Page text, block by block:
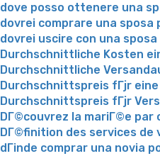
dove posso ottenere una
dovrei comprare una sposa
dovrei uscire con una
Durchschnittliche Kosten
Durchschnittliche
Durchschnittspreis fГјr
Durchschnittspreis fГјr
DГ©couvrez la mariГ©e par
DГ©finition des services
dГіnde comprar una novia